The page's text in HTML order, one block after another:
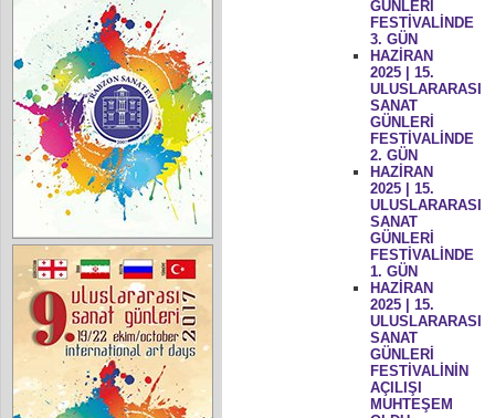
GÜNLERİ
FESTİVALİNDE
3. GÜN
HAZİRAN
2025 | 15.
ULUSLARARASI
SANAT
GÜNLERİ
FESTİVALİNDE
2. GÜN
HAZİRAN
2025 | 15.
ULUSLARARASI
SANAT
GÜNLERİ
FESTİVALİNDE
1. GÜN
HAZİRAN
2025 | 15.
ULUSLARARASI
SANAT
GÜNLERİ
FESTİVALİNİN
AÇILIŞI
MUHTEŞEM